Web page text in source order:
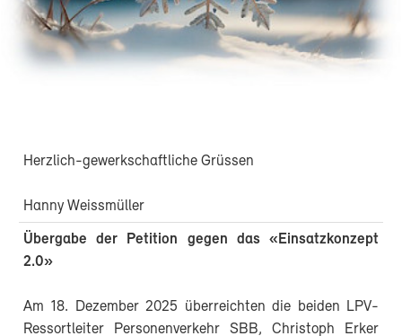
Herzlich-gewerkschaftliche Grüssen
Hanny Weissmüller
Übergabe der Petition gegen das «Einsatzkonzept
2.0»
Am 18. Dezember 2025 überreichten die beiden LPV-
Ressortleiter Personenverkehr SBB, Christoph Erker